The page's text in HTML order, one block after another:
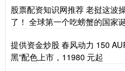
股票配资知识网推荐 老挝这波
了！ 全球第一个吃螃蟹的国
提供资金炒股 春风动力 150
黑”配色上市，11980 元起